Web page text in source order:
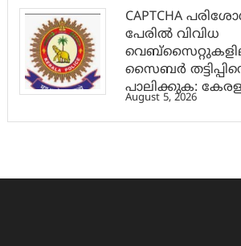
CAPTCHA
പേരില്‍ വിവിധ
സൈബര്‍
പാലിക്കുക:
August 5, 2026